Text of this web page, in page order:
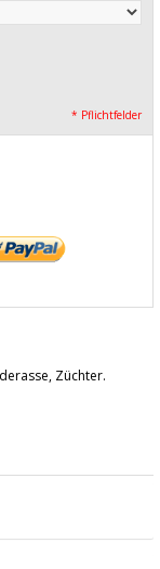
Züchter.
* Pflichtfelder